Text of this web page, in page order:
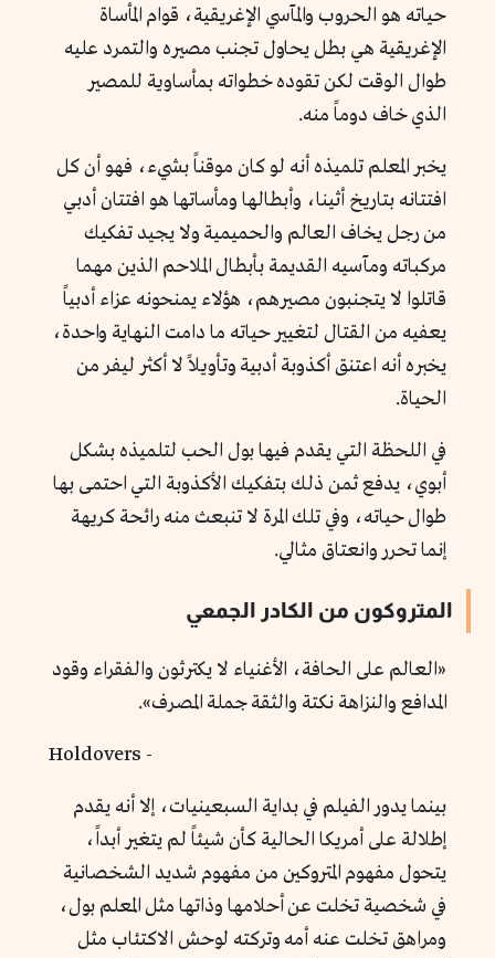
حياته هو الحروب والمآسي الإغريقية، قوام المأساة
الإغريقية هي بطل يحاول تجنب مصيره والتمرد عليه
طوال الوقت لكن تقوده خطواته بمأساوية للمصير
الذي خاف دوماً منه.
يخبر المعلم تلميذه أنه لو كان موقناً بشيء، فهو أن كل
افتتانه بتاريخ أثينا، وأبطالها ومأساتها هو افتتان أدبي
من رجل يخاف العالم والحميمية ولا يجيد تفكيك
مركباته ومآسيه القديمة بأبطال الملاحم الذين مهما
قاتلوا لا يتجنبون مصيرهم، هؤلاء يمنحونه عزاء أدبياً
يعفيه من القتال لتغيير حياته ما دامت النهاية واحدة،
يخبره أنه اعتنق أكذوبة أدبية وتأويلاً لا أكثر ليفر من
الحياة.
في اللحظة التي يقدم فيها بول الحب لتلميذه بشكل
أبوي، يدفع ثمن ذلك بتفكيك الأكذوبة التي احتمى بها
طوال حياته، وفي تلك المرة لا تنبعث منه رائحة كريهة
إنما تحرر وانعتاق مثالي.
المتروكون من الكادر الجمعي
«العالم على الحافة، الأغنياء لا يكترثون والفقراء وقود
المدافع والنزاهة نكتة والثقة جملة المصرف».
- Holdovers
بينما يدور الفيلم في بداية السبعينيات، إلا أنه يقدم
إطلالة على أمريكا الحالية كأن شيئاً لم يتغير أبداً،
يتحول مفهوم المتروكين من مفهوم شديد الشخصانية
في شخصية تخلت عن أحلامها وذاتها مثل المعلم بول،
ومراهق تخلت عنه أمه وتركته لوحش الاكتئاب مثل